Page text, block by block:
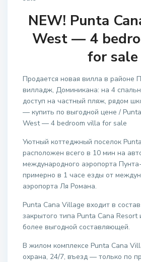
NEW! Punta
West — 4
for sale
Продается новая вилла в районе
вилладж, Доминикана: на 4
доступ на частный пляж, рядом
— купить по выгодной цене /
West — 4 bedroom villa for sale
Уютный коттеджный поселок
расположен всего в 10 мин на
международного аэропорта
примерно в 1 часе езды от
аэропорта Ля Романа.
Punta Cana Village входит в
закрытого типа Punta Cana Resort
более выгодной составляющей.
В жилом комплексе Punta Cana
охрана, 24/7, въезд — только по